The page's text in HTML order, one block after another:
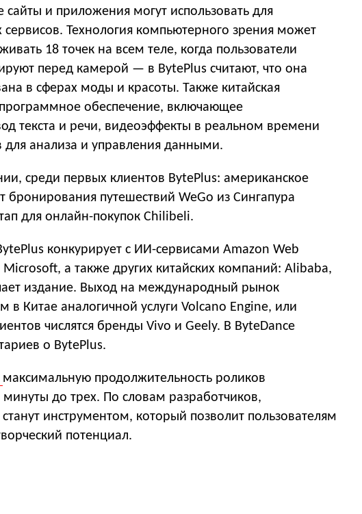
сайты и приложения могут использовать для
сервисов. Технология компьютерного зрения может
18 точек на всем теле, когда пользователи
перед камерой — в BytePlus считают, что она
в сферах моды и красоты. Также китайская
обеспечение, включающее
текста и речи, видеоэффекты в реальном времени
для анализа и управления данными.
среди первых клиентов BytePlus: американское
бронирования путешествий WeGo из Сингапура
для онлайн-покупок Chilibeli.
конкурирует с ИИ-сервисами Amazon Web
Microsoft, а также других китайских компаний: Alibaba,
издание. Выход на международный рынок
в Китае аналогичной услуги Volcano Engine, или
числятся бренды Vivo и Geely. В ByteDance
о BytePlus.
максимальную продолжительность роликов
до трех. По словам разработчиков,
инструментом, который позволит пользователям
потенциал.